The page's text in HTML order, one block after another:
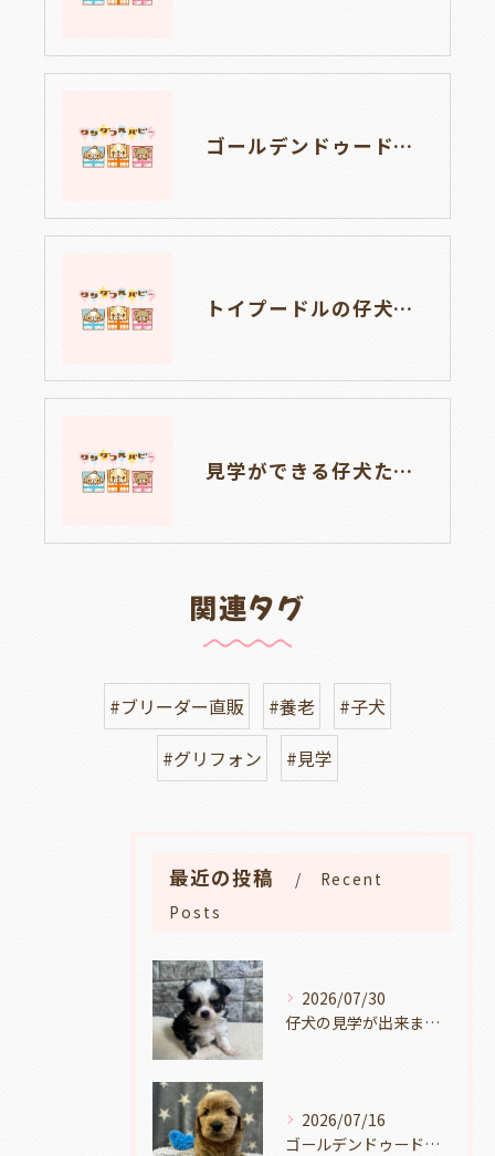
ゴールデンドゥードルの仔犬の見学が出来ます🐶🐶🐶岐阜県養老町のブリーダーワンダフルパピーです。
トイプードルの仔犬のお目目があいたよ👀🐶岐阜県養老町のブリーダーワンダフルパピーです。
見学ができる仔犬たち🐶🐶岐阜県養老町のブリーダーワンダフルパピーです。
関連タグ
#ブリーダー直販 #養老
#子犬
#グリフォン
#見学
最近の投稿
Recent
Posts
2026/07/30
仔犬の見学が出来ます🐶岐阜県養老町のブリーダーワンダフルパピーです。
2026/07/16
ゴールデンドゥードルの仔犬の見学が出来ます🐶🐶🐶岐阜県養老町のブリーダーワンダフルパピーです。